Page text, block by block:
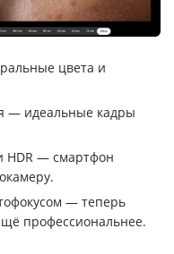
цвета и
— идеальные кадры
HDR — смартфон
— теперь
профессиональнее.